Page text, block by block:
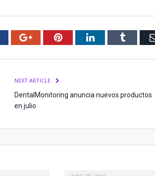
Google+PinterestLinkedInTumblr
NEXT ARTICLE
DentalMonitoring anuncia nuevos productos
en julio